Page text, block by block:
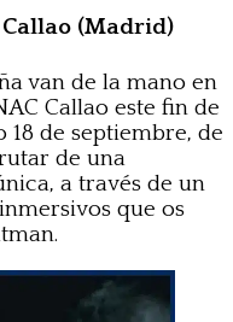
Callao (Madrid)
van de la mano en
Callao este fin de
18 de septiembre, de
de una
a través de un
que os